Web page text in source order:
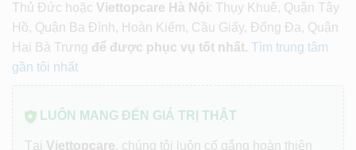
Thủ Đức hoặc Viettopcare Hà Nội: Thụy Khuê, Quận Tây
Hồ, Quận Ba Đình, Hoàn Kiếm, Cầu Giấy, Đống Đa, Quận
Hai Bà Trưng để được phục vụ tốt nhất. Tìm trung tâm
gần tôi nhất
LUÔN MANG ĐẾN GIÁ TRỊ THẬT
Tại Viettopcare, chúng tôi luôn cố gắng hoàn thiện